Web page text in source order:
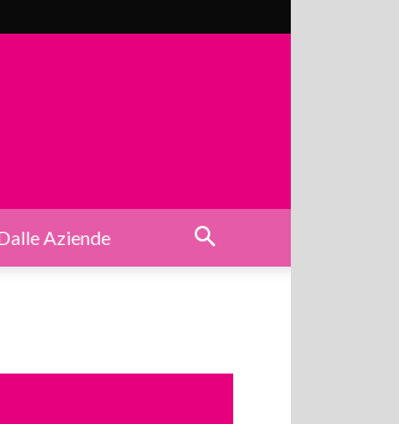
Aziende